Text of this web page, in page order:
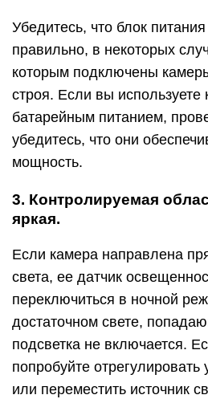
Убедитесь, что блок
правильно, в некоторых
которым подключены
строя. Если вы используете
батарейным питанием,
убедитесь, что они
мощность.
3. Контролируемая
яркая.
Если камера направлена
света, ее датчик
переключиться в ночной
достаточном свете,
подсветка не включается.
попробуйте
или переместить источник